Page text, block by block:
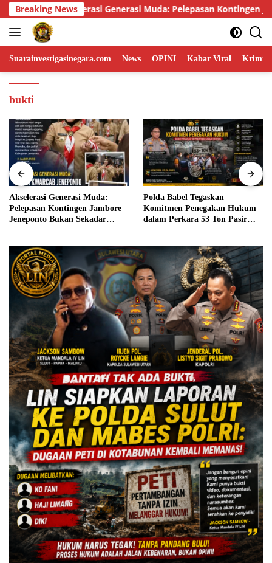
Skip
to
content
Breaking News
Kontingen Jambore Jeneponto Bukan Sekadar
Suarainvestigasinegara.com News OPINI Kabar Viral
bukti
Akselerasi Generasi Muda:
Pelepasan Kontingen Jambore
Jeneponto Bukan Sekadar
Polda Babel Tegaskan
Komitmen Penegakan Hukum
dalam Perkara 53 Ton Pasir